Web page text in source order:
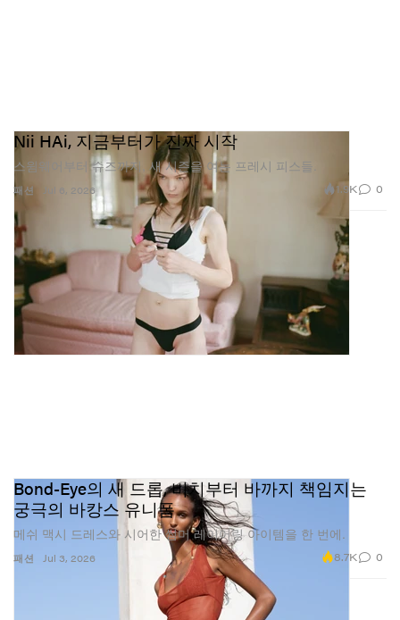
패션
Nii HAi, 지금부터가 진짜 시작
스윔웨어부터 슈즈까지, 새 시즌을 여는 프레시 피스들.
Jul 6, 2026 1.9K 0
패션
Bond-Eye의 새 드롭, 비치부터 바까지 책임지는
궁극의 바캉스 유니폼
메쉬 맥시 드레스와 시어한 썸머 레이어링 아이템을 한 번에.
Jul 3, 2026 8.7K 0